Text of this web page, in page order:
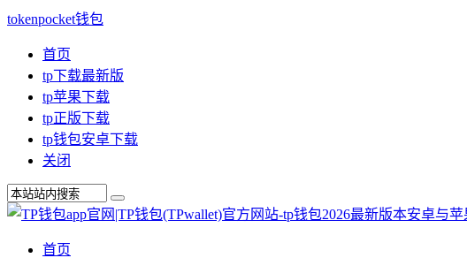
tokenpocket钱包
首页
tp下载最新版
tp苹果下载
tp正版下载
tp钱包安卓下载
关闭
首页